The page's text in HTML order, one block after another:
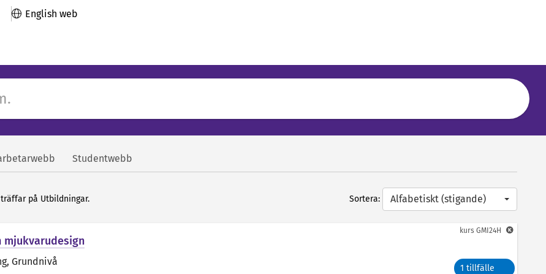
English web
Studentwebb
på Utbildningar. Sortera: Alfabetiskt (stigande)
, Grundnivå
1 tillfälle
kurs GMI24H